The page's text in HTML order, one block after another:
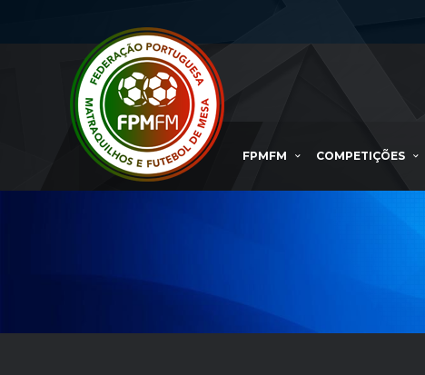
FPMFM COMPETIÇÕES